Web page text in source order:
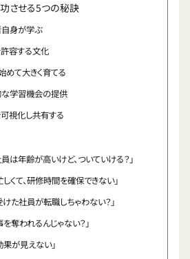
させる5つの秘訣
自身が学ぶ
容する文化
めて大きく育てる
な学習機会の提供
視化し共有する
員は年齢が高いけど、ついていける？」
しくて、研修時間を確保できない」
けた社員が転職しちゃわない？」
を奪われるんじゃない？」
果が見えない」